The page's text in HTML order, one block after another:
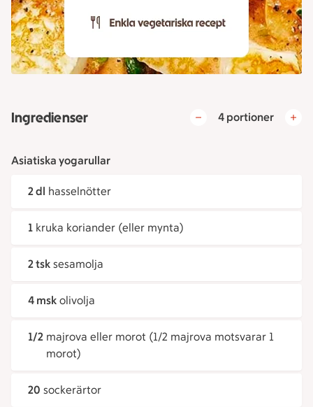
Ingredienser 4 portioner
Asiatiska yogarullar
2 dl hasselnötter
1 kruka koriander (eller mynta)
2 tsk sesamolja
4 msk olivolja
1/2 majrova eller morot (1/2 majrova motsvarar 1
morot)
20 sockerärtor